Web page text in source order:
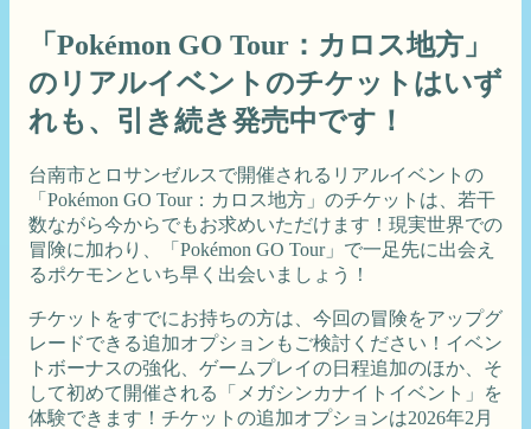
「Pokémon GO Tour：カロス地方」
のリアルイベントのチケットはいず
れも、引き続き発売中です！
台南市とロサンゼルスで開催されるリアルイベントの
「Pokémon GO Tour：カロス地方」のチケットは、若干
数ながら今からでもお求めいただけます！現実世界での
冒険に加わり、「Pokémon GO Tour」で一足先に出会え
るポケモンといち早く出会いましょう！
チケットをすでにお持ちの方は、今回の冒険をアップグ
レードできる追加オプションもご検討ください！イベン
トボーナスの強化、ゲームプレイの日程追加のほか、そ
して初めて開催される「メガシンカナイトイベント」を
体験できます！チケットの追加オプションは2026年2月